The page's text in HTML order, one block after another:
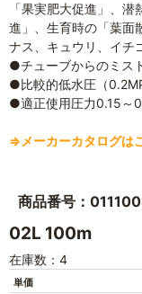
「果実肥大促進」、
進」、生育時の「葉面
ナス、キュウリ、イチ
●チューブからのミス
●比較的低水圧（
●適正使用圧力0.15～
⇒メーカーカタログは
商品番号：
02L 100m
在庫数：4
単価